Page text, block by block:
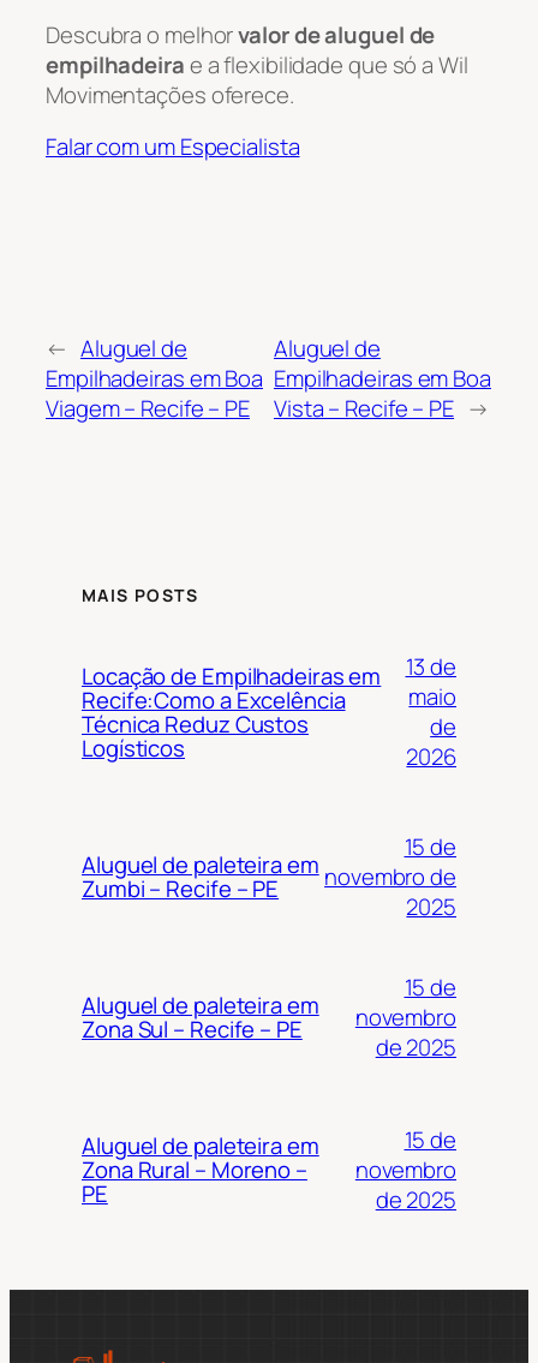
Descubra o melhorvalor de aluguel de
empilhadeirae a flexibilidade que só a Wil
Movimentações oferece.
Falar com um Especialista
← Aluguel de
Empilhadeiras em Boa
Viagem – Recife – PE
Aluguel de
Empilhadeiras em Boa
Vista – Recife – PE →
MAIS POSTS
Locação de Empilhadeiras em
Recife:Como a Excelência
Técnica Reduz Custos
Logísticos
13 de
maio
de
2026
Aluguel de paleteira em
Zumbi – Recife – PE
15 de
novembro de
2025
Aluguel de paleteira em
Zona Sul – Recife – PE
15 de
novembro
de 2025
Aluguel de paleteira em
Zona Rural – Moreno –
PE
15 de
novembro
de 2025